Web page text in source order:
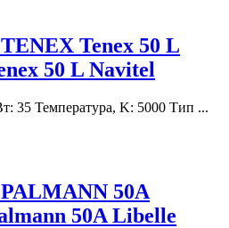
Tenex 50 L
50 L Navitel
35 Температура, K: 5000 Тип ...
50A
50A Libelle